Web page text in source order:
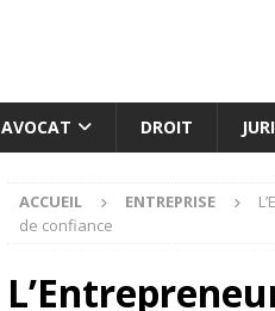
AVOCAT DROIT
ACCUEIL ENTREPRISE
de confiance